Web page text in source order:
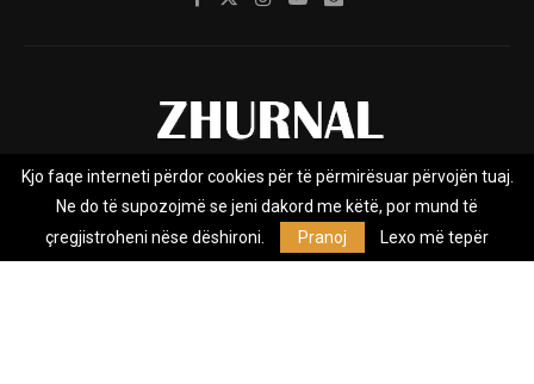
Rreth nesh Impresumi Marketing
Privacy Policy
Zhurnal.mk është Agjenci e Lajmeve e pavarur, e themeluar në vitin
Kjo faqe interneti përdor cookies për të përmirësuar përvojën tuaj.
Ne do të supozojmë se jeni dakord me këtë, por mund të
çregjistroheni nëse dëshironi.
Pranoj Lexo më tepër